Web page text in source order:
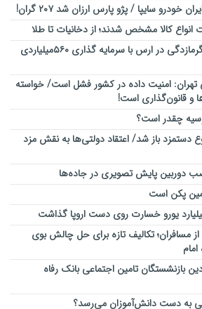
سایپا / پژو پارس ارزان شد ۲۰۷ گران!
کالا مشخص شدند؛ از دخانیات تا طلا
سامانه ضد سرمازدگی و گرمازدگی در ارس با سرمایه گذاری ۵۶۰میلیاردی
تهران: امنیت داده در کشور فشل است/ خواسته
و قانون‌گذاری است!
چقدر است؟
دستمزد باز شد/ اعتقاد دولتی‌ها به نقش مزد
دوربین پایش تصویری در جاده‌ها
پکن است
از مسافران؛ تکالیف تازه برای حل چالش بوی
بازنشستگان تامین اجتماعی بانک رفاه
به دست دانش‌آموزان می‌رسد؟